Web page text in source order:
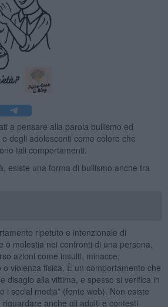
a pensare alla parola bullismo ed
degli adolescenti come coloro che
tali comportamenti.
esiste una forma di bullismo anche tra
ripetuto e intenzionale di
o molestia nei confronti di una persona,
azioni come insulti, minacce,
violenza fisica. È un comportamento che
disagio alla vittima, e spesso si verifica in
i social media” (fonte web). Non esiste
anche gli adulti e contesti